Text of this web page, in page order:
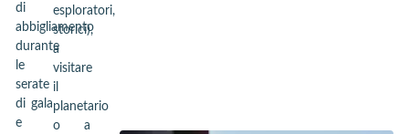
di
abbigliamento
durante
le
serate
di gala
e
esploratori,
storici),
a
visitare
il
planetario
o a